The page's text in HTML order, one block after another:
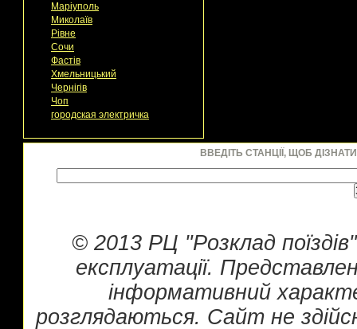
Маріуполь
Миколаїв
Рівне
Сочи
Фастів
Хмельницький
Чернігів
Чоп
городская электричка
ВВЕДІТЬ СТАНЦІЇ, ЩОБ
© 2013 РЦ "Розклад
експлуатації.
інформативний
розглядаються. Сайт не